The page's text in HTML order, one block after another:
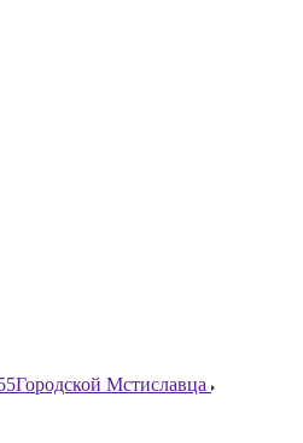
Городской Мстиславца